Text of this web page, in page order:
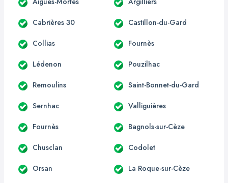
Cabrières 30 Castillon-du-Gard
Collias Fournès
Lédenon Pouzilhac
Remoulins Saint-Bonnet-du-Gard
Sernhac Valliguières
Fournès Bagnols-sur-Cèze
Chusclan Codolet
Orsan La Roque-sur-Cèze